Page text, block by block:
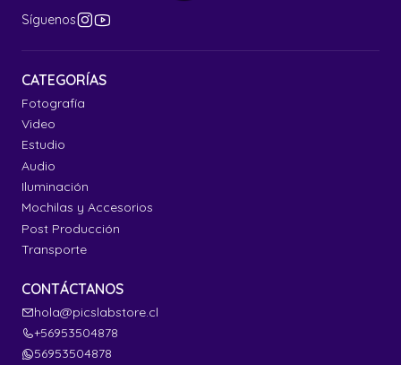
Síguenos
CATEGORÍAS
Fotografía
Video
Estudio
Audio
Iluminación
Mochilas y Accesorios
Post Producción
Transporte
CONTÁCTANOS
hola@picslabstore.cl
+56953504878
56953504878